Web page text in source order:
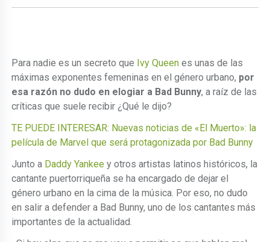
Para nadie es un secreto que Ivy Queen es unas de las
máximas exponentes femeninas en el género urbano, por
esa razón no dudo en elogiar a Bad Bunny, a raíz de las
críticas que suele recibir ¿Qué le dijo?
TE PUEDE INTERESAR: Nuevas noticias de «El Muerto»: la
película de Marvel que será protagonizada por Bad Bunny
Junto a Daddy Yankee y otros artistas latinos históricos, la
cantante puertorriqueña se ha encargado de dejar el
género urbano en la cima de la música. Por eso, no dudo
en salir a defender a Bad Bunny, uno de los cantantes más
importantes de la actualidad.